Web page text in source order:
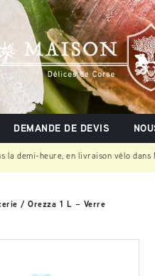
DEMANDE DE DEVIS
la demi-heure, en livraison vélo dans
/ Orezza 1 L – Verre